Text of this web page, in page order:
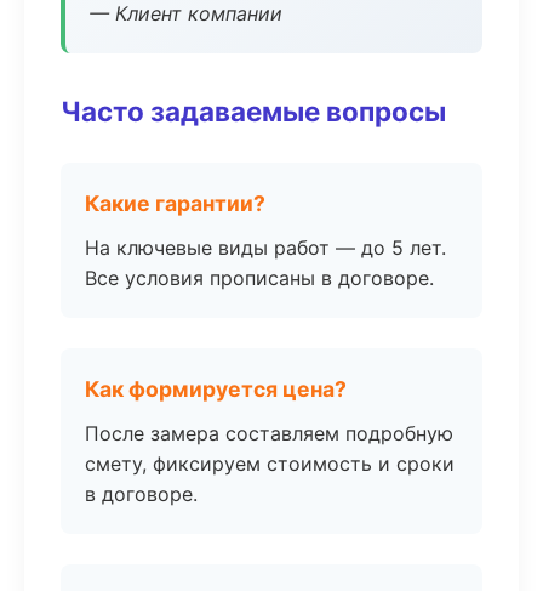
— Клиент компании
Часто задаваемые вопросы
Какие гарантии?
На ключевые виды работ — до 5 лет.
Все условия прописаны в договоре.
Как формируется цена?
После замера составляем подробную
смету, фиксируем стоимость и сроки
в договоре.